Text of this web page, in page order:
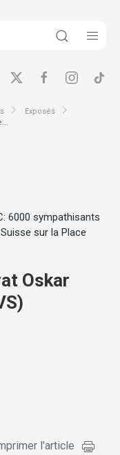
Exposés
6000 sympathisants
sur la Place
Oskar
l'article